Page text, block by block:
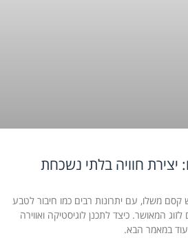
יצירת חוויה בלתי נשכחת
משלו, עם יתרונות רבים כמו חיבור לטבע
לזוג המאושר. כיצד לתכנן לוגיסטיקה ואווירה
במאמר הבא.